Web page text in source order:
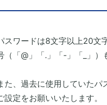
スワードは8文字以上20文
（「@」「.」「-」「_」）
た、過去に使用していた
設定をお願いいたします。